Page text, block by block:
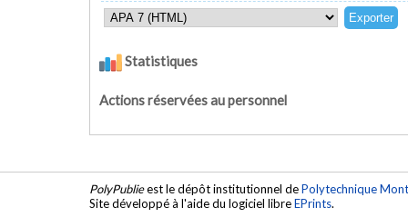
Statistiques
Actions réservées au personnel
PolyPublieest le dépôt institutionnel dePolytechnique
Site développé à l'aide du logiciel libreEPrints.